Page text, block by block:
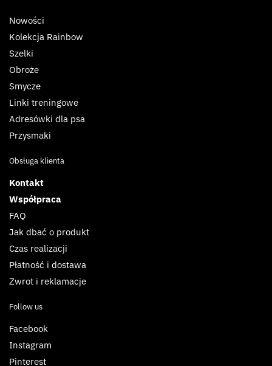
Nowości
Kolekcja Rainbow
Szelki
Obroże
Smycze
Linki treningowe
Adresówki dla psa
Przysmaki
Obsługa klienta
Kontakt
Współpraca
FAQ
Jak dbać o produkt
Czas realizacji
Płatność i dostawa
Zwrot i reklamacje
Follow us
Facebook
Instagram
Pinterest